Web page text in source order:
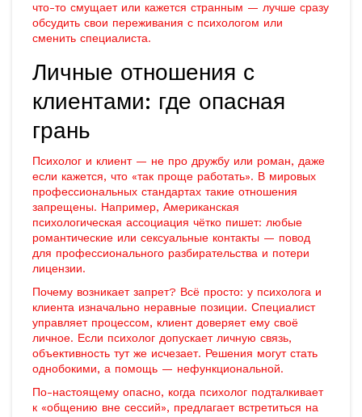
что-то смущает или кажется странным — лучше сразу
обсудить свои переживания с психологом или
сменить специалиста.
Личные отношения с
клиентами: где опасная
грань
Психолог и клиент — не про дружбу или роман, даже
если кажется, что «так проще работать». В мировых
профессиональных стандартах такие отношения
запрещены. Например, Американская
психологическая ассоциация чётко пишет: любые
романтические или сексуальные контакты — повод
для профессионального разбирательства и потери
лицензии.
Почему возникает запрет? Всё просто: у психолога и
клиента изначально неравные позиции. Специалист
управляет процессом, клиент доверяет ему своё
личное. Если психолог допускает личную связь,
объективность тут же исчезает. Решения могут стать
однобокими, а помощь — нефункциональной.
По-настоящему опасно, когда психолог подталкивает
к «общению вне сессий», предлагает встретиться на